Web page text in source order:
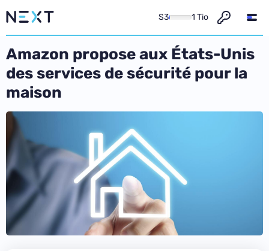
S3 1 Tio
Amazon propose aux États-Unis
des services de sécurité pour la
maison